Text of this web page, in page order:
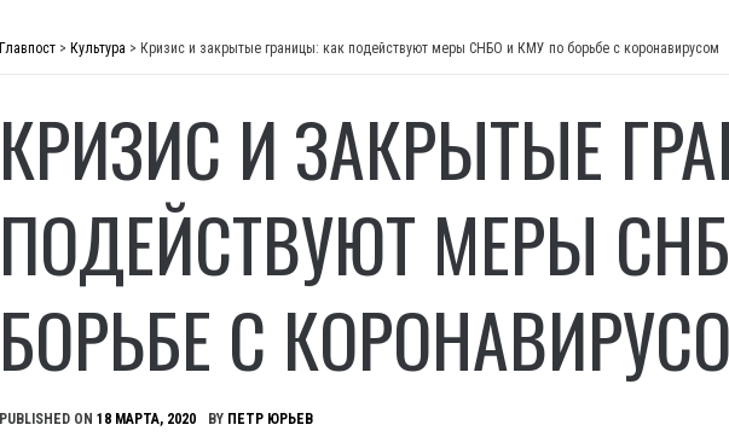
Главпост > Культура > Кризис и закрытые границы: как подействуют меры СНБО и КМУ по борьбе с коронавирусом
КРИЗИС И ЗАКРЫТЫЕ
ПОДЕЙСТВУЮТ МЕРЫ
БОРЬБЕ С
PUBLISHED ON 18 МАРТА, 2020 BY ПЕТР ЮРЬЕВ